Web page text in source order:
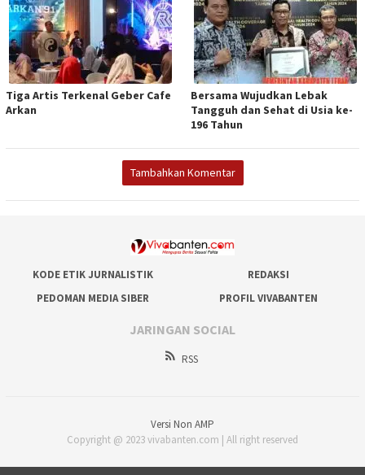
Tiga Artis Terkenal Geber Cafe
Arkan
Bersama Wujudkan Lebak
Tangguh dan Sehat di Usia ke-
196 Tahun
Tambahkan Komentar
KODE ETIK JURNALISTIK
REDAKSI
PEDOMAN MEDIA SIBER
PROFIL VIVABANTEN
JARINGAN SOCIAL
RSS
Versi Non AMP
Copyright @ 2023 vivabanten.com | All right reserved